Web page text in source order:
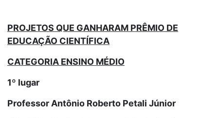
PROJETOS QUE GANHARAM PRÊMIO DE
EDUCAÇÃO CIENTÍFICA
CATEGORIA ENSINO MÉDIO
1º lugar
Professor Antônio Roberto Petali Júnior